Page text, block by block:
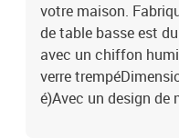
votre maison.
de table basse est
avec un chiffon
verre
é)Avec un design de